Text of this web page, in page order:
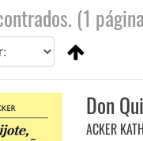
(1
Don
ACKER